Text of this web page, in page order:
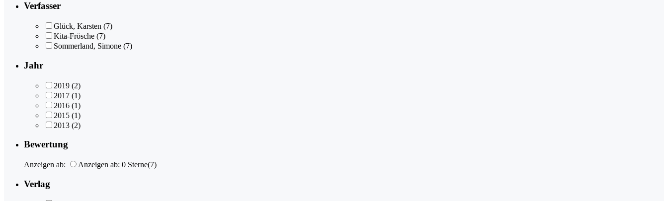
Verfasser
Glück, Karsten (7)
Kita-Frösche (7)
Sommerland, Simone (7)
Jahr
2019 (2)
2017 (1)
2016 (1)
2015 (1)
2013 (2)
Bewertung
Anzeigen ab: Anzeigen ab: 0 Sterne(7)
Verlag